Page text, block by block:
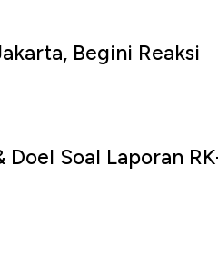
Begini Reaksi
Doel Soal Laporan